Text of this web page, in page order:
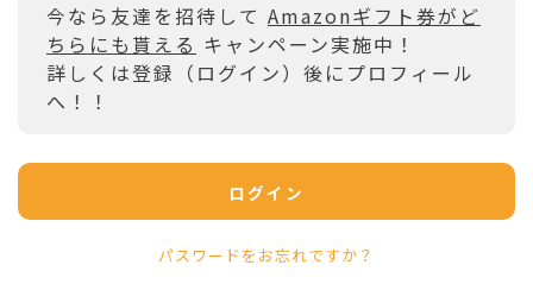
今なら友達を招待して Amazonギフト券がど
ちらにも貰える キャンペーン実施中！
詳しくは登録（ログイン）後にプロフィール
へ！！
ログイン
パスワードをお忘れですか？